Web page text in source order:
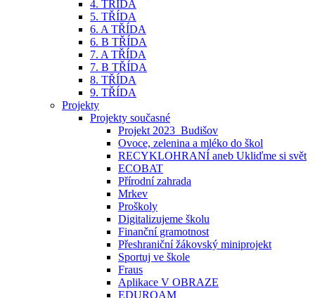
4. TŘÍDA
5. TŘÍDA
6. A TŘÍDA
6. B TŘÍDA
7. A TŘÍDA
7. B TŘÍDA
8. TŘÍDA
9. TŘÍDA
Projekty
Projekty současné
Projekt 2023_Budišov
Ovoce, zelenina a mléko do škol
RECYKLOHRANÍ aneb Ukliďme si svět
ECOBAT
Přírodní zahrada
Mrkev
Proškoly
Digitalizujeme školu
Finanční gramotnost
Přeshraniční žákovský miniprojekt
Sportuj ve škole
Fraus
Aplikace V OBRAZE
EDUROAM